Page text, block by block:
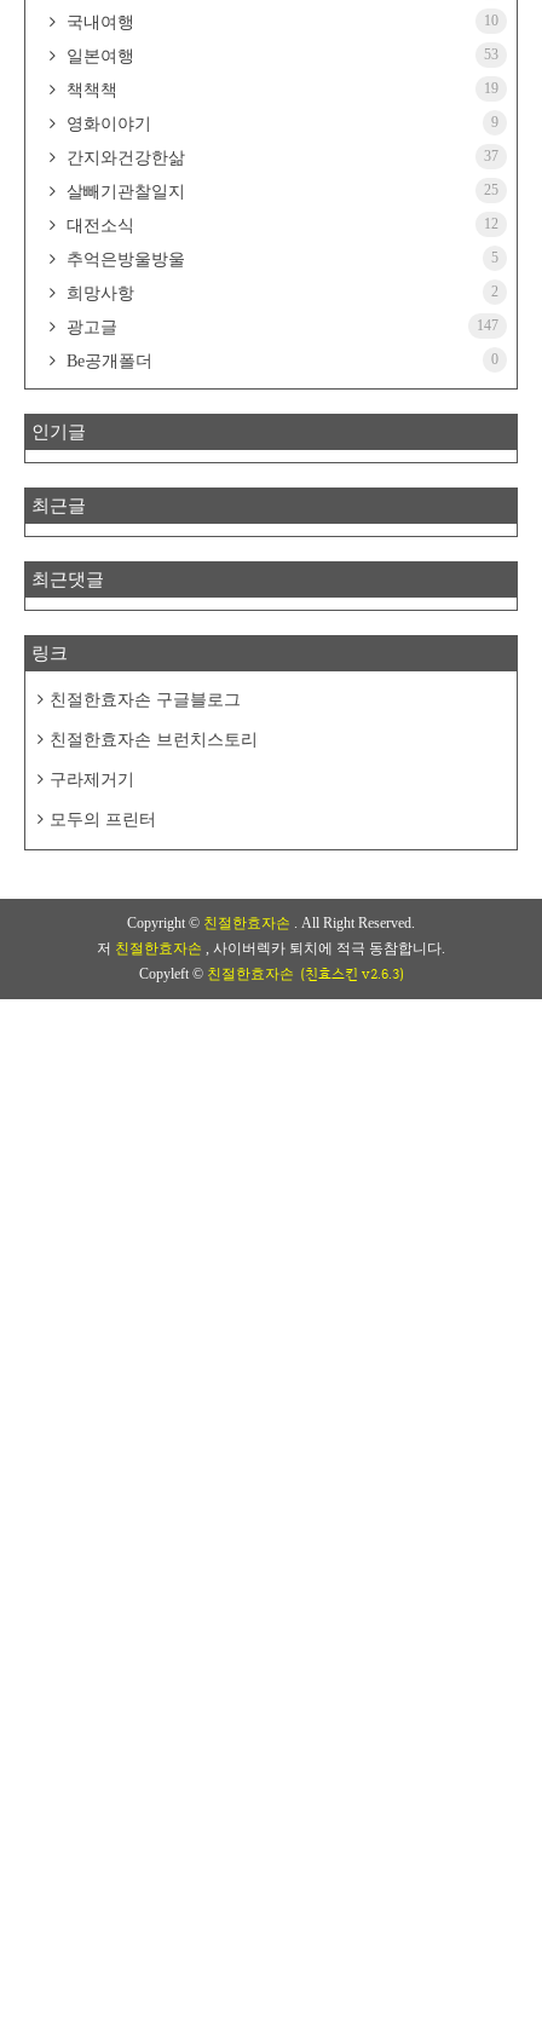
국내여행 10
일본여행 53
책책책 19
영화이야기 9
간지와건강한삶 37
살빼기관찰일지 25
대전소식 12
추억은방울방울 5
희망사항 2
광고글 147
Be공개폴더 0
인기글
최근글
최근댓글
링크
친절한효자손 구글블로그
친절한효자손 브런치스토리
구라제거기
모두의 프린터
Copyright © 친절한효자손 . All Right Reserved.
저 친절한효자손 , 사이버렉카 퇴치에 적극 동참합니다.
Copyleft © 친절한효자손 (친효스킨 v2.6.3)